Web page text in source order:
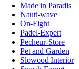
Made in Paradis
Nauti-wave
On-Fight
Padel-Expert
Pecheur-Store
Pet and Garden
Slowood Interior